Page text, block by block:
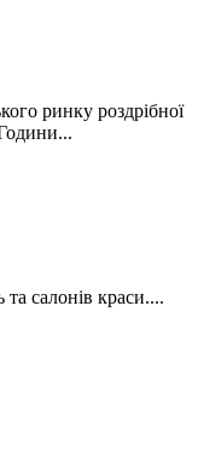
ринку роздрібної
салонів краси....